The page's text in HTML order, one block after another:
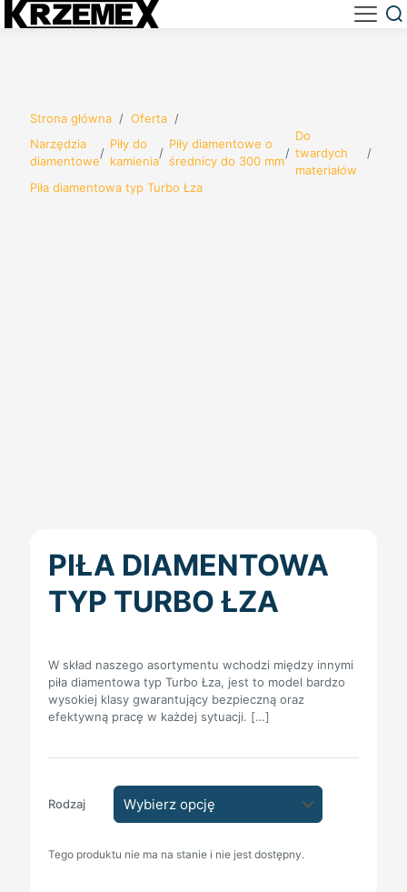
Strona główna / Oferta /
Narzędzia
diamentowe
/
Piły do
kamienia
/
Piły diamentowe o
średnicy do 300 mm
/
Do
twardych
materiałów
/
Piła diamentowa typ Turbo Łza
PIŁA DIAMENTOWA
TYP TURBO ŁZA
W skład naszego asortymentu wchodzi między innymi
piła diamentowa typ Turbo Łza, jest to model bardzo
wysokiej klasy gwarantujący bezpieczną oraz
efektywną pracę w każdej sytuacji. […]
Rodzaj
Tego produktu nie ma na stanie i nie jest dostępny.